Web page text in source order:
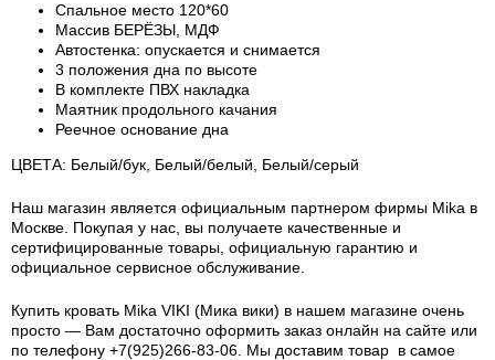
Спальное место 120*60
Массив БЕРЁЗЫ, МДФ
Автостенка: опускается и снимается
3 положения дна по высоте
В комплекте ПВХ накладка
Маятник продольного качания
Реечное основание дна
ЦВЕТА: Белый/бук, Белый/белый, Белый/серый
Наш магазин является официальным партнером фирмы Mika в
Москве. Покупая у нас, вы получаете качественные и
сертифицированные товары, официальную гарантию и
официальное сервисное обслуживание.
Купить кровать Mika VIKI (Мика вики) в нашем магазине очень
просто — Вам достаточно оформить заказ онлайн на сайте или
по телефону +7(925)266-83-06. Мы доставим товар в самое